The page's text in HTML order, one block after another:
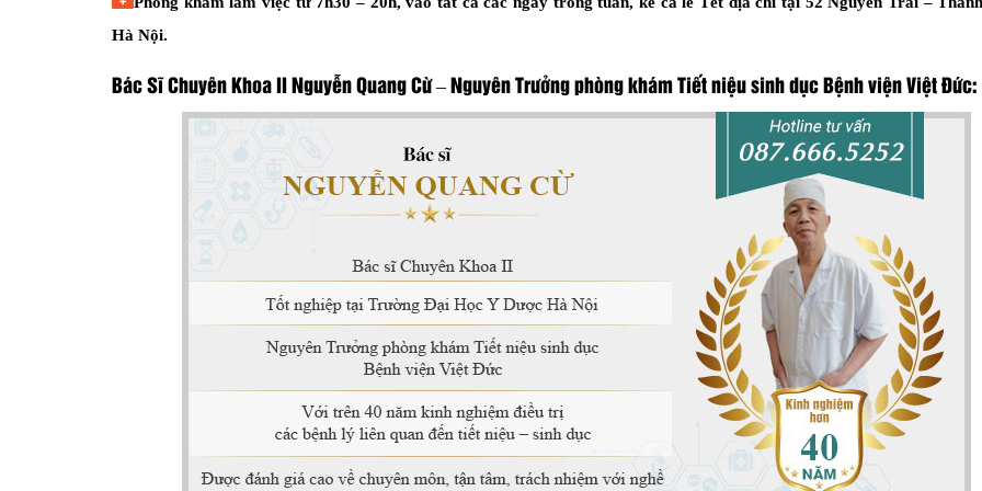
Hà Nội.
Bác Sĩ Chuyên Khoa II Nguyễn Quang Cừ – Nguyên Trưởng phòng khám Tiết niệu sinh dục Bệnh viện Việt Đức: